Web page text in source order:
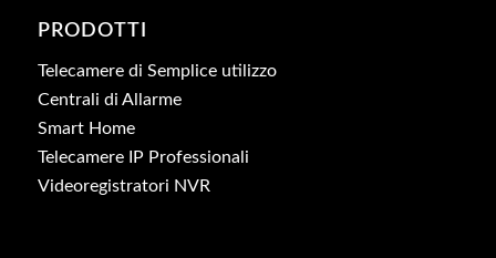
PRODOTTI
Telecamere di Semplice utilizzo
Centrali di Allarme
Smart Home
Telecamere IP Professionali
Videoregistratori NVR